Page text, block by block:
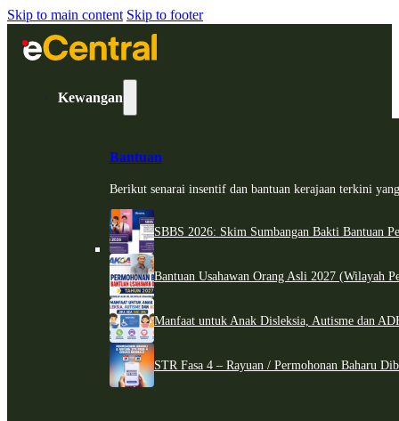
Skip to main content Skip to footer
Kewangan
Bantuan
Berikut senarai insentif dan bantuan kerajaan terkini
SBBS 2026: Skim Sumbangan Bakti Bantuan
Bantuan Usahawan Orang Asli 2027 (Wilayah
Manfaat untuk Anak Disleksia, Autisme dan
STR Fasa 4 – Rayuan / Permohonan Baharu